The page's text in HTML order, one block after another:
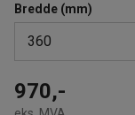
360
760
800
Bredde (mm)
360
360
970,-